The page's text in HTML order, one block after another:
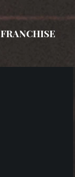
FRANCHISE